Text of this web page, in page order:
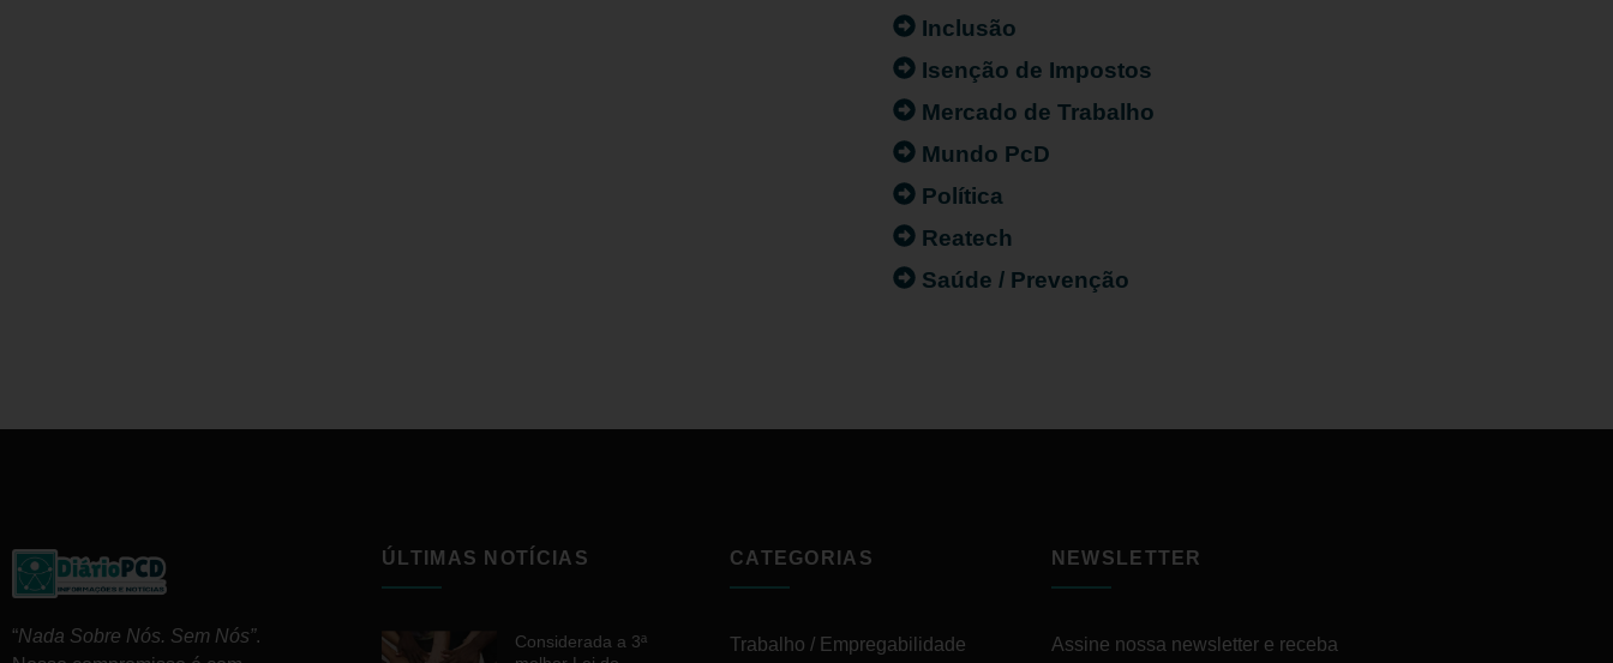
Inclusão
Isenção de Impostos
Mercado de Trabalho
Mundo PcD
Política
Reatech
Saúde / Prevenção
“Nada Sobre Nós. Sem Nós”.
ÚLTIMAS NOTÍCIAS
Considerada a 3ª
CATEGORIAS
Trabalho / Empregabilidade
NEWSLETTER
Assine nossa newsletter e receba